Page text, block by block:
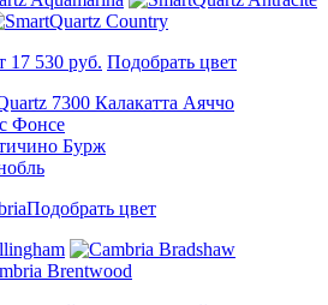
17 530 руб. Подобрать цвет
Подобрать цвет